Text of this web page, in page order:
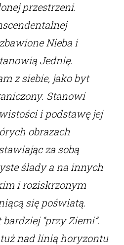
przestrzeni.
Nieba i
Jednię.
z siebie, jako byt
Stanowi
i podstawę jej
obrazach
za sobą
ślady a na innych
i roziskrzonym
się poświatą.
“przy Ziemi”.
nad linią horyzontu